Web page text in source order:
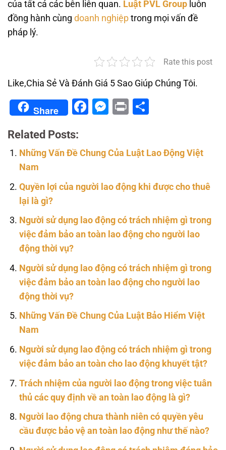
của tất cả các bên liên quan. Luật PVL Group luôn
đồng hành cùng doanh nghiệp trong mọi vấn đề
pháp lý.
Rate this post
Like,Chia Sẻ Và Đánh Giá 5 Sao Giúp Chúng Tôi.
Share Facebook
Messenger
Print
Related Posts:
Những Vấn Đề Chung Của Luật Lao Động Việt
Nam
Quyền lợi của người lao động khi được cho thuê
lại là gì?
Người sử dụng lao động có trách nhiệm gì trong
việc đảm bảo an toàn lao động cho người lao
động thời vụ?
Người sử dụng lao động có trách nhiệm gì trong
việc đảm bảo an toàn lao động cho người lao
động thời vụ?
Những Vấn Đề Chung Của Luật Bảo Hiểm Việt
Nam
Người sử dụng lao động có trách nhiệm gì trong
việc đảm bảo an toàn cho lao động khuyết tật?
Trách nhiệm của người lao động trong việc tuân
thủ các quy định về an toàn lao động là gì?
Người lao động chưa thành niên có quyền yêu
cầu được bảo vệ an toàn lao động như thế nào?